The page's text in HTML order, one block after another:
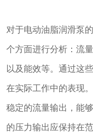
对于电动油脂润滑泵
个方面进行分析：流
以及能效等。通过这
在实际工作中的表现
稳定的流量输出，能
的压力输出应保持在